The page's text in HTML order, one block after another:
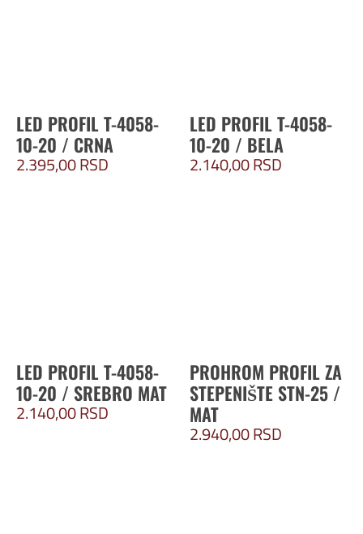
LED PROFIL T-4058-
10-20 / CRNA
2.395,00RSD
LED PROFIL T-4058-
10-20 / BELA
2.140,00RSD
LED PROFIL T-4058-
10-20 / SREBRO MAT
2.140,00RSD
PROHROM PROFIL ZA
STEPENIŠTE STN-25 /
MAT
2.940,00RSD